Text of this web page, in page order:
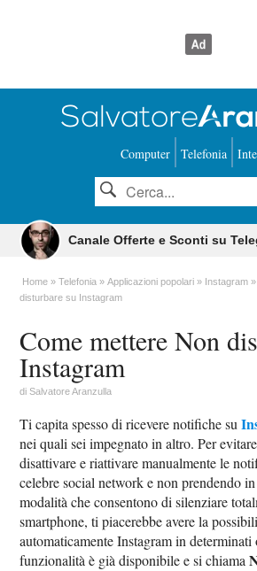
Computer Telefonia
Canale Offerte e Sconti su
Home Telefonia Applicazioni popolari Instagram
disturbare su Instagram
Come mettere Non
Instagram
diSalvatore Aranzulla
Ti capita spesso di ricevere notifiche su
nei quali sei impegnato in altro. Per
disattivare e riattivare manualmente le
celebre social network e non prendendo
modalità che consentono di silenziare
smartphone, ti piacerebbe avere la
automaticamente Instagram in determinati
funzionalità è già disponibile e si chiama